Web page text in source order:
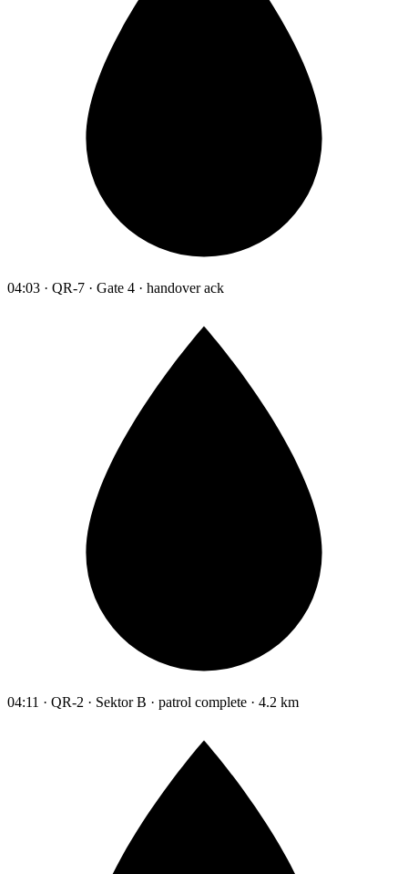
04:03 · QR-7 · Gate 4 · handover ack
04:11 · QR-2 · Sektor B · patrol complete · 4.2 km